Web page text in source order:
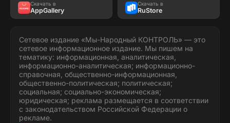
Скачать в
AppGallery
Скачать в
RuStore
Сетевое издание «Мы-Народный КОНТРОЛЬ» — это
сетевое информационное издание. Мы пишем на
тематику: информационная, аналитическая,
информационно-аналитическая; информационно-
справочная, общественно-информационная,
общественно-политическая; политическая;
социальная; социально-экономическая;
юридическая; реклама размещается в соответствии
с законодательством Российской Федерации о
рекламе.